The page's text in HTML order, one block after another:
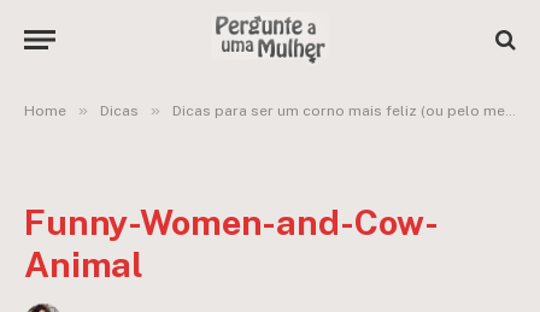
Home » Dicas » Dicas para ser um corno mais feliz (ou pelo menos, menos triste rsrs)
Funny-Women-and-Cow-
Animal